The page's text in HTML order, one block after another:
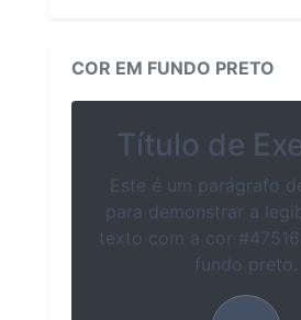
COR EM FUNDO PRETO
Título de
Este é um parágrafo
para demonstrar a
texto com a cor
fundo preto.